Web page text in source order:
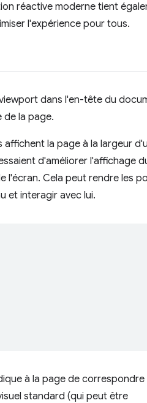
réactive moderne tient
l'expérience pour tous.
dans l'en-tête du
de la page.
affichent la page à la largeur
d'améliorer l'affichage
l'écran. Cela peut rendre les
et interagir avec lui.
à la page de correspondre
standard (qui peut être